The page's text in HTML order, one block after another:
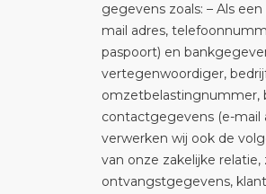
gegevens zoals: – Als
mail adres,
paspoort) en
vertegenwoordiger,
omzetbelastingnummer,
contactgegevens (e-mail
verwerken wij ook de
van onze zakelijke
ontvangstgegevens,